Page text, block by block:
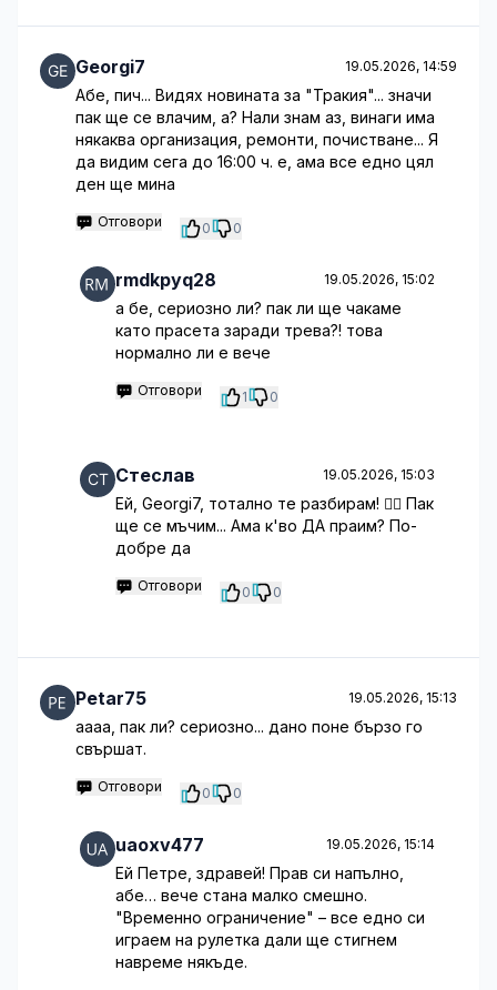
Georgi7 19.05.2026, 14:59
Абе, пич... Видях новината за "Тракия"... значи
пак ще се влачим, а? Нали знам аз, винаги има
някаква организация, ремонти, почистване... Я
да видим сега до 16:00 ч. е, ама все едно цял
ден ще мина
Отговори 0 0
rmdkpyq28 19.05.2026, 15:02
а бе, сериозно ли? пак ли ще чакаме
като прасета заради трева?! това
нормално ли е вече
Отговори 1 0
Стеслав 19.05.2026, 15:03
Ей, Georgi7, тотално те разбирам! 🤦‍♂️ Пак
ще се мъчим... Ама к'во ДА праим? По-
добре да
Отговори 0 0
Petar75 19.05.2026, 15:13
аааа, пак ли? сериозно... дано поне бързо го
свършат.
Отговори 0 0
uaoxv477 19.05.2026, 15:14
Ей Петре, здравей! Прав си напълно,
абе… вече стана малко смешно.
"Временно ограничение" – все едно си
играем на рулетка дали ще стигнем
навреме някъде.